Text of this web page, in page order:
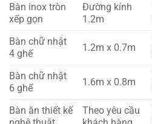
Bàn inox tròn
xếp gọn
Đường kính
1.2m
Bàn chữ nhật
4 ghế
1.2m x 0.7m
Bàn chữ nhật
6 ghế
1.6m x 0.8m
Bàn ăn thiết kế
Theo yêu cầu